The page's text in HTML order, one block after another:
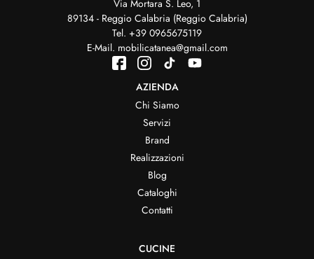
Via Mortara S. Leo, 1
89134 - Reggio Calabria (Reggio Calabria)
Tel. +39 0965675119
E-Mail. mobilicatanea@gmail.com
AZIENDA
Chi Siamo
Servizi
Brand
Realizzazioni
Blog
Cataloghi
Contatti
CUCINE